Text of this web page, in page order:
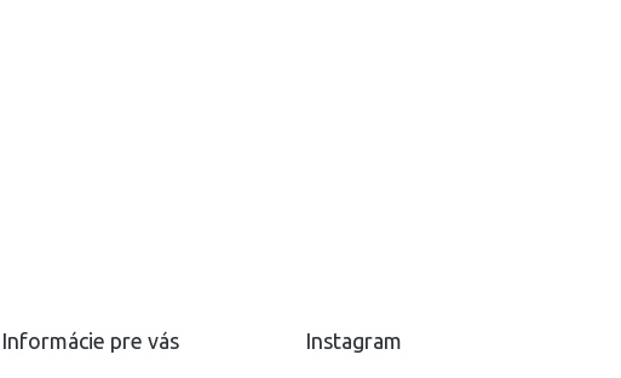
Informácie pre vás Instagram